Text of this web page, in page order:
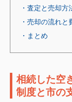
・査定と売却方
・売却の流れと
・まとめ
相続した空
制度と市の